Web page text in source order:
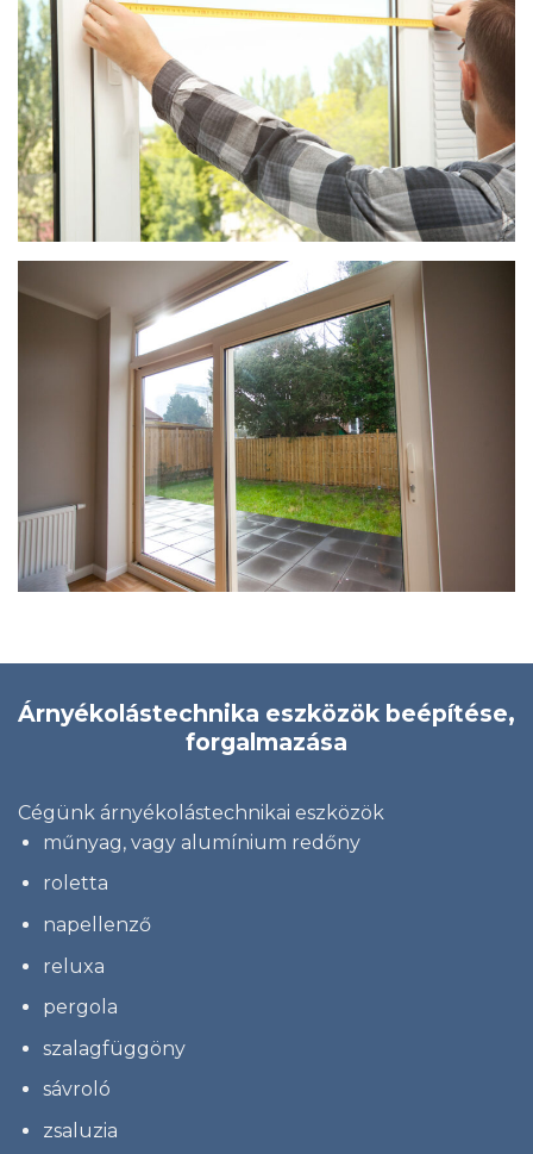
Árnyékolástechnika eszközök beépítése,
forgalmazása
Cégünk árnyékolástechnikai eszközök
műnyag, vagy alumínium redőny
roletta
napellenző
reluxa
pergola
szalagfüggöny
sávroló
zsaluzia